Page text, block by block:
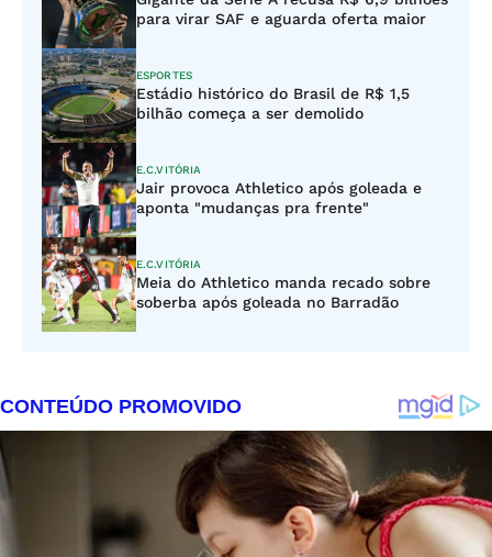
para virar SAF e aguarda oferta maior
ESPORTES
Estádio histórico do Brasil de R$ 1,5
bilhão começa a ser demolido
E.C.VITÓRIA
Jair provoca Athletico após goleada e
aponta "mudanças pra frente"
E.C.VITÓRIA
Meia do Athletico manda recado sobre
soberba após goleada no Barradão